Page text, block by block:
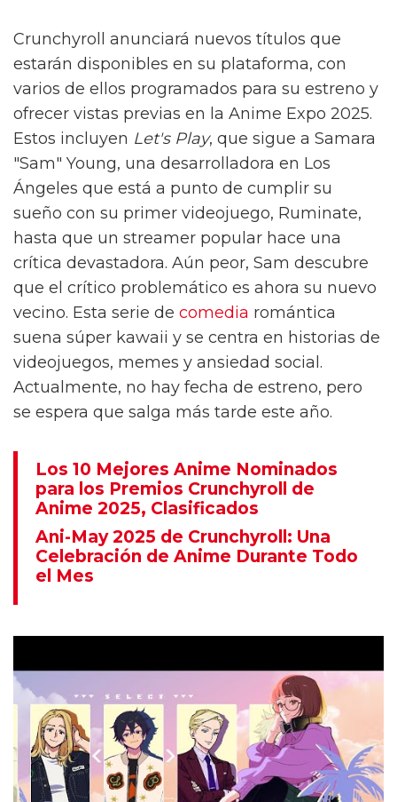
Crunchyroll anunciará nuevos títulos que
estarán disponibles en su plataforma, con
varios de ellos programados para su estreno y
ofrecer vistas previas en la Anime Expo 2025.
Estos incluyen Let's Play, que sigue a Samara
"Sam" Young, una desarrolladora en Los
Ángeles que está a punto de cumplir su
sueño con su primer videojuego, Ruminate,
hasta que un streamer popular hace una
crítica devastadora. Aún peor, Sam descubre
que el crítico problemático es ahora su nuevo
vecino. Esta serie de comedia romántica
suena súper kawaii y se centra en historias de
videojuegos, memes y ansiedad social.
Actualmente, no hay fecha de estreno, pero
se espera que salga más tarde este año.
Los 10 Mejores Anime Nominados
para los Premios Crunchyroll de
Anime 2025, Clasificados
Ani-May 2025 de Crunchyroll: Una
Celebración de Anime Durante Todo
el Mes